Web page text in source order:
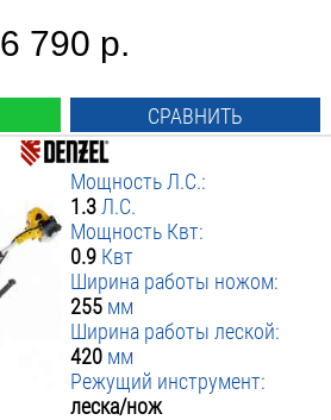
6 790 р.
СРАВНИТЬ
Мощность Л.С.:
1.3 Л.С.
Мощность Квт:
0.9 Квт
Ширина работы ножом:
255 мм
Ширина работы леской:
420 мм
Режущий инструмент:
леска/нож